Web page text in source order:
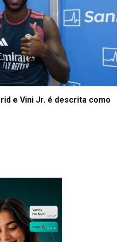
e Vini Jr. é descrita como